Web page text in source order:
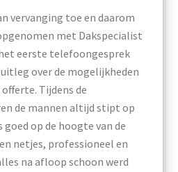
vervanging toe en daarom
met Dakspecialist
eerste telefoongesprek
over de mogelijkheden
Tijdens de
de mannen altijd stipt op
op de hoogte van de
netjes, professioneel en
na afloop schoon werd